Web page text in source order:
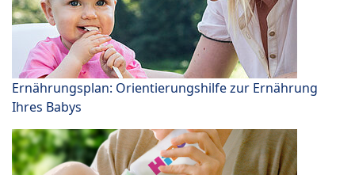
Ernährungsplan: Orientierungshilfe zur Ernährung
Ihres Babys